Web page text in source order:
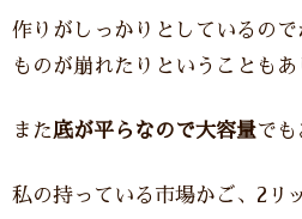
作りがしっかりとしているの
ものが崩れたりということもあ
また底が平らなので大容量でも
私の持っている市場かご、2リ